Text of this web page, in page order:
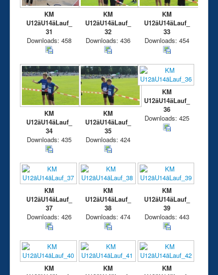
Training
Kontakt
Mitgliedschaft
Stadiongruppe
26.09.2021 - Kreismeisterschaften U12+U14+Lauf in
Offenbach
KM
U12äU14äLauf_
31
Downloads: 458
KM
U12äU14äLauf_
32
Downloads: 436
KM
U12äU14äLauf_
33
Downloads: 454
KM
U12äU14äLauf_
34
Downloads: 435
KM
U12äU14äLauf_
35
Downloads: 424
KM
U12äU14äLauf_
36
Downloads: 425
KM
U12äU14äLauf_
37
Downloads: 426
KM
U12äU14äLauf_
38
Downloads: 474
KM
U12äU14äLauf_
39
Downloads: 443
KM
KM
KM